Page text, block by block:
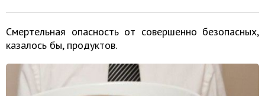
Cмертельная опасность от совершенно безопасных,
казалось бы, продуктов.